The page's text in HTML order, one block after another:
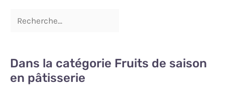
Dans la catégorie Fruits de saison
en pâtisserie